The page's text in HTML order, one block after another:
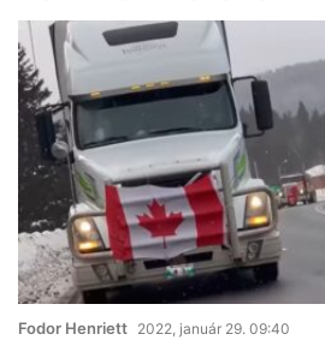
Fodor Henriett 2022, január 29. 09:40